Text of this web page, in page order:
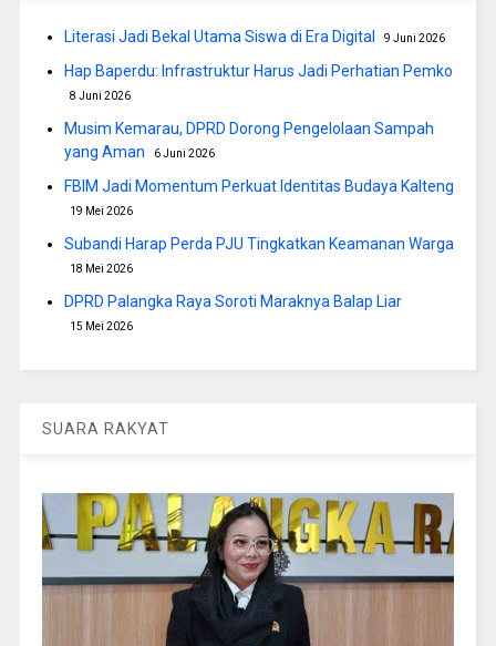
Literasi Jadi Bekal Utama Siswa di Era Digital 9 Juni 2026
Hap Baperdu: Infrastruktur Harus Jadi Perhatian Pemko
8 Juni 2026
Musim Kemarau, DPRD Dorong Pengelolaan Sampah
yang Aman
6 Juni 2026
FBIM Jadi Momentum Perkuat Identitas Budaya Kalteng
19 Mei 2026
Subandi Harap Perda PJU Tingkatkan Keamanan Warga
18 Mei 2026
DPRD Palangka Raya Soroti Maraknya Balap Liar
15 Mei 2026
SUARA RAKYAT